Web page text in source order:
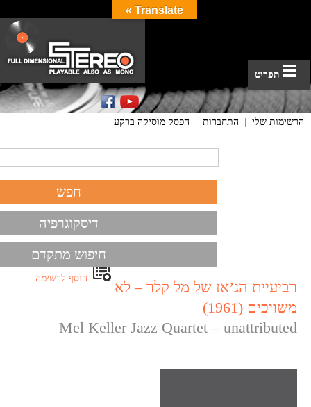
תפריט
הרשימות שלי התחברות הפסק מוסיקה ברקע
דיסקוגרפיה
חיפוש מתקדם
הוסף לרשימה
רביעיית הג’אז של מל קלר – לא
משויכים (1961)
Mel Keller Jazz Quartet – unattributed
Translate »